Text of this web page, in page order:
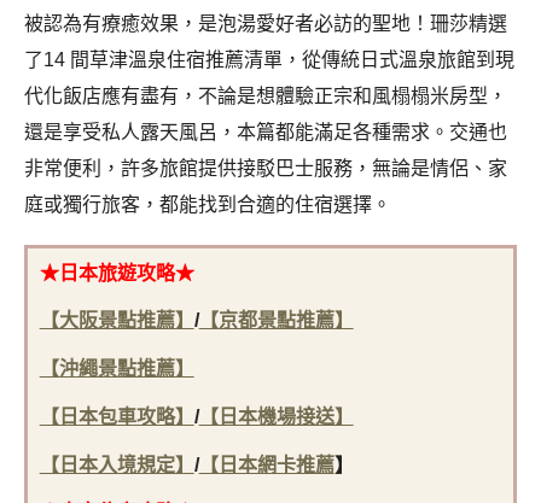
被認為有療癒效果，是泡湯愛好者必訪的聖地！珊莎精選
了14 間草津溫泉住宿推薦清單，從傳統日式溫泉旅館到現
代化飯店應有盡有，不論是想體驗正宗和風榻榻米房型，
還是享受私人露天風呂，本篇都能滿足各種需求。交通也
非常便利，許多旅館提供接駁巴士服務，無論是情侶、家
庭或獨行旅客，都能找到合適的住宿選擇。
★日本旅遊攻略★
【大阪景點推薦】 /【京都景點推薦】
【沖繩景點推薦】
【日本包車攻略】 /【日本機場接送】
【日本入境規定】 /【 日本網卡推薦】